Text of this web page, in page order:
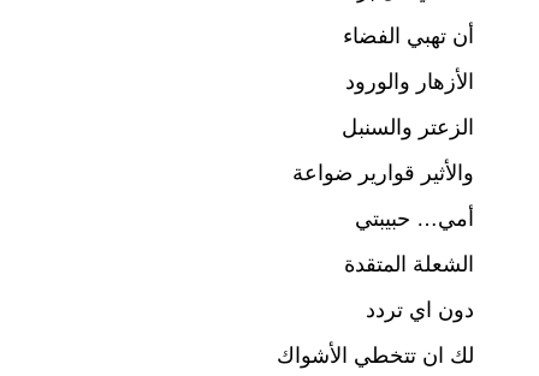
أن تهبي الفضاء
الأزهار والورود
الزعتر والسنبل
والأثير قوارير ضواعة
أمي… حبيبتي
الشعلة المتقدة
دون اي تردد
لك ان تتخطي الأشواك